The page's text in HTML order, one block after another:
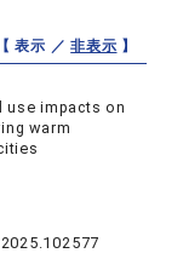
【 表示 ／非表示 】
use impacts on
warm